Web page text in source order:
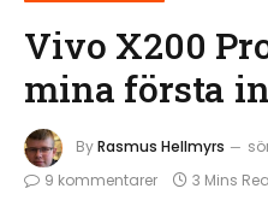
Vivo X200
mina första
ByRasmus Hellmyrs
9 kommentarer
3 Mins